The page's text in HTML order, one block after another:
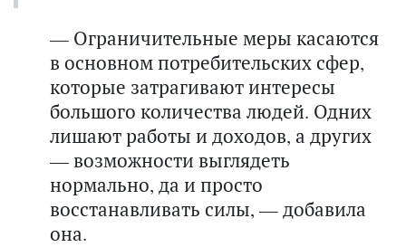
— Ограничительные меры касаются
в основном потребительских сфер,
которые затрагивают интересы
большого количества людей. Одних
лишают работы и доходов, а других
— возможности выглядеть
нормально, да и просто
восстанавливать силы, — добавила
она.